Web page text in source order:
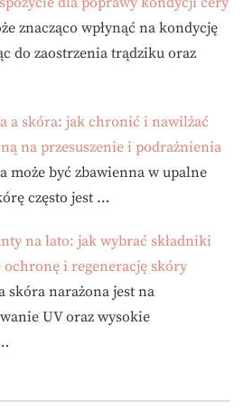
znacząco wpłynąć na kondycję
do zaostrzenia trądziku oraz
a skóra: jak chronić i nawilżać
na przesuszenie i podrażnienia
może być zbawienna w upalne
często jest …
na lato: jak wybrać składniki
ochronę i regenerację skóry
skóra narażona jest na
UV oraz wysokie